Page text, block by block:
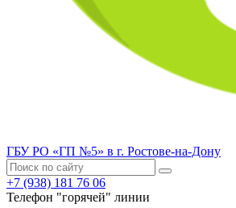
ГБУ РО «ГП №5» в г. Ростове-на-Дону
+7 (938) 181 76 06
Телефон "горячей" линии